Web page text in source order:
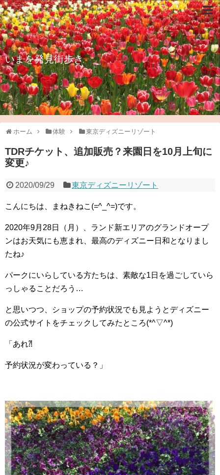
いまを発見街歩き
ホーム 体験 東京ディズニーリゾート
TDRチケット、追加販売？来園日を10月上旬に
変更♪
2020/09/29 東京ディズニーリゾート
こんにちは、まねきねこ(=^_^=)です。
2020年9月28日（月）、ランド新エリアのグランドオープ
ンはお天気にも恵まれ、最高のディズニー日和となりまし
たね♪
パークにいらしている方たちは、素敵な1日を過ごしていら
っしゃることだろう…
と思いつつ、ショップの予約状況でも見ようとディズニー
の公式サイトをチェックしてみたところ(*^▽^*)
「あれ⁈
予約状況が変わっている？」